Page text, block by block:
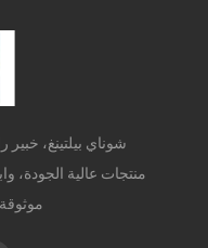
شوناي بيلتينغ،
منتجات عالية الجودة،